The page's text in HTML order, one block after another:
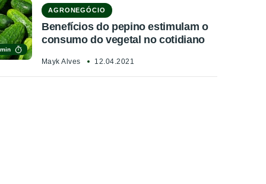
AGRONEGÓCIO
Benefícios do pepino estimulam o
consumo do vegetal no cotidiano
Mayk Alves 12.04.2021